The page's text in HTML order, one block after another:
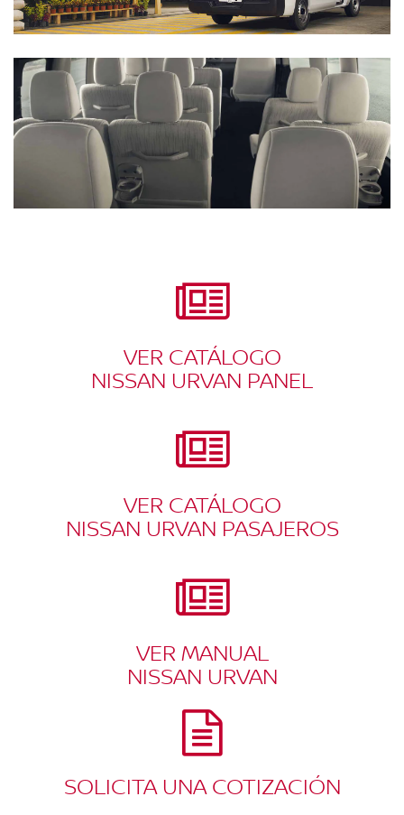
VER CATÁLOGO
NISSAN URVAN PANEL
VER CATÁLOGO
NISSAN URVAN PASAJEROS
VER MANUAL
NISSAN URVAN
SOLICITA UNA COTIZACIÓN